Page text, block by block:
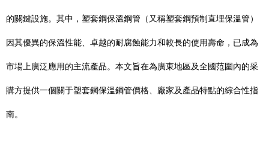
的關鍵設施。其中，塑套鋼保溫鋼管（又稱塑套鋼預制直埋保溫管）
因其優異的保溫性能、卓越的耐腐蝕能力和較長的使用壽命，已成為
市場上廣泛應用的主流產品。本文旨在為廣東地區及全國范圍內的采
購方提供一個關于塑套鋼保溫鋼管價格、廠家及產品特點的綜合性指
南。